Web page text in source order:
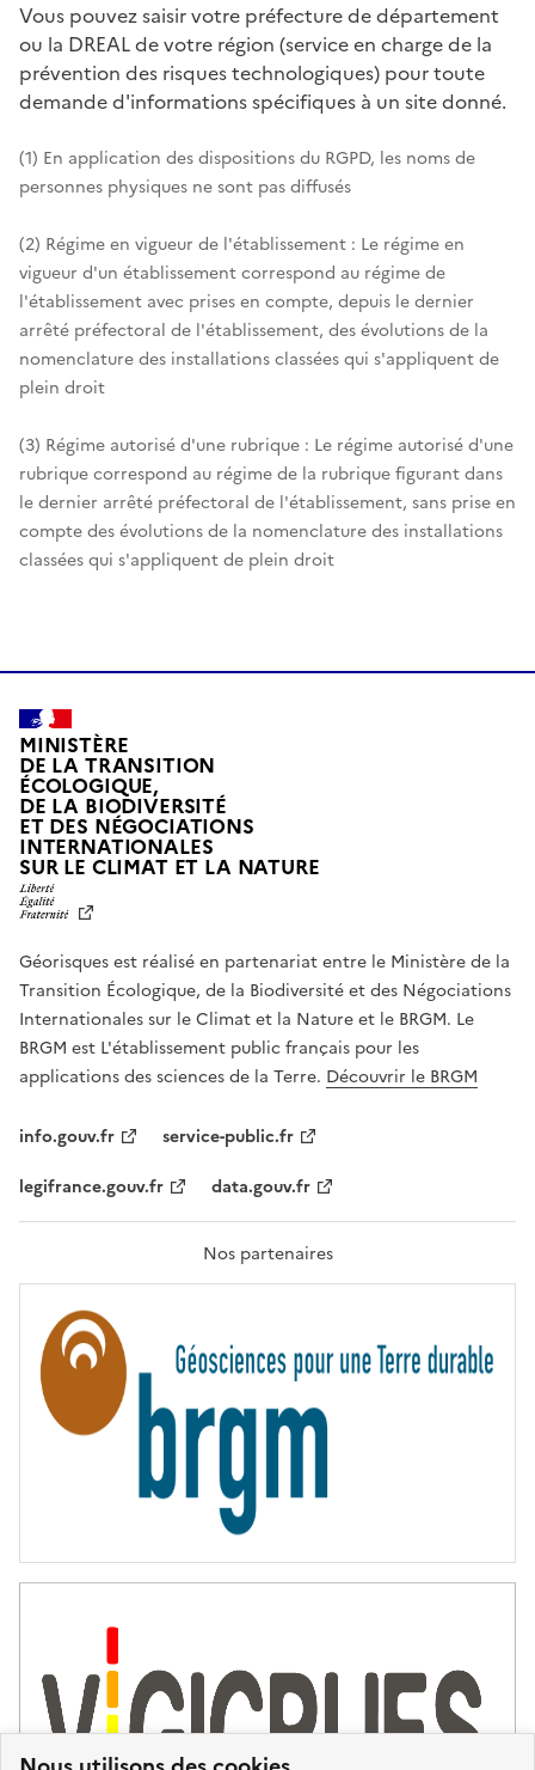
Vous pouvez saisir votre préfecture de département
ou la DREAL de votre région (service en charge de la
prévention des risques technologiques) pour toute
demande d'informations spécifiques à un site donné.
(1) En application des dispositions du RGPD, les noms de
personnes physiques ne sont pas diffusés
(2) Régime en vigueur de l'établissement : Le régime en
vigueur d'un établissement correspond au régime de
l'établissement avec prises en compte, depuis le dernier
arrêté préfectoral de l'établissement, des évolutions de la
nomenclature des installations classées qui s'appliquent de
plein droit
(3) Régime autorisé d'une rubrique : Le régime autorisé d'une
rubrique correspond au régime de la rubrique figurant dans
le dernier arrêté préfectoral de l'établissement, sans prise en
compte des évolutions de la nomenclature des installations
classées qui s'appliquent de plein droit
MINISTÈRE
DE LA TRANSITION
ÉCOLOGIQUE,
DE LA BIODIVERSITÉ
ET DES NÉGOCIATIONS
INTERNATIONALES
SUR LE CLIMAT ET LA NATUREL
T
É
,
É
G
A
L
F
A
T
R
T
É
Géorisques est réalisé en partenariat entre le Ministère de la
Transition Écologique, de la Biodiversité et des Négociations
Internationales sur le Climat et la Nature et le BRGM. Le
BRGM est L'établissement public français pour les
applications des sciences de la Terre. Découvrir le BRGM
info.gouv.fr
service-public.fr
legifrance.gouv.fr
data.gouv.fr
Nos partenaires